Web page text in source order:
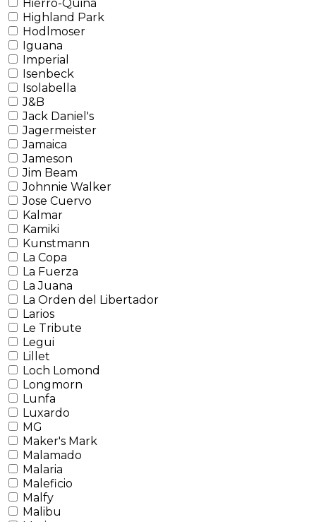
Hierro-Quina
Highland Park
Hodlmoser
Iguana
Imperial
Isenbeck
Isolabella
J&B
Jack Daniel's
Jagermeister
Jamaica
Jameson
Jim Beam
Johnnie Walker
Jose Cuervo
Kalmar
Kamiki
Kunstmann
La Copa
La Fuerza
La Juana
La Orden del Libertador
Larios
Le Tribute
Legui
Lillet
Loch Lomond
Longmorn
Lunfa
Luxardo
MG
Maker's Mark
Malamado
Malaria
Maleficio
Malfy
Malibu